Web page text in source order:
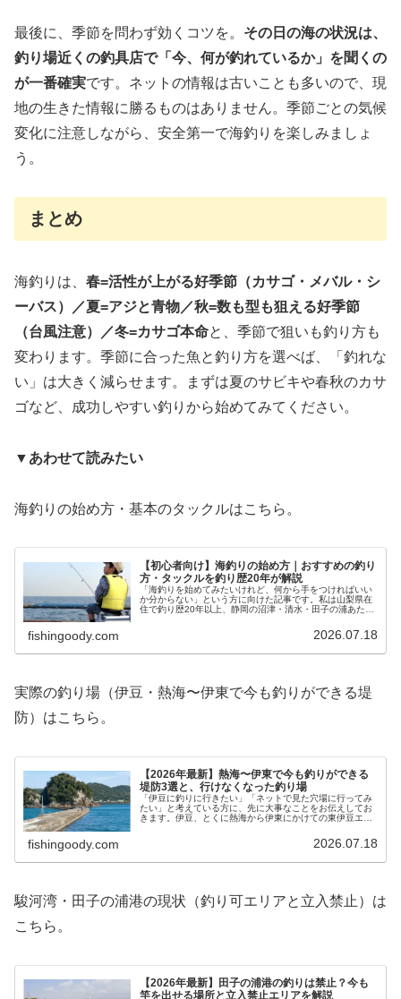
最後に、季節を問わず効くコツを。 その日の海の状況は、
釣り場近くの釣具店で「今、何が釣れているか」を聞くの
が一番確実です。ネットの情報は古いことも多いので、現
地の生きた情報に勝るものはありません。季節ごとの気候
変化に注意しながら、安全第一で海釣りを楽しみましょ
う。
まとめ
海釣りは、 春=活性が上がる好季節（カサゴ・メバル・シ
ーバス）／夏=アジと青物／秋=数も型も狙える好季節
（台風注意）／冬=カサゴ本命と、季節で狙いも釣り方も
変わります。季節に合った魚と釣り方を選べば、「釣れな
い」は大きく減らせます。まずは夏のサビキや春秋のカサ
ゴなど、成功しやすい釣りから始めてみてください。
▼あわせて読みたい
海釣りの始め方・基本のタックルはこちら。
【初心者向け】海釣りの始め方｜おすすめの釣り
方・タックルを釣り歴20年が解説
「海釣りを始めてみたいけれど、何から手をつければいい
か分からない」という方に向けた記事です。私は山梨県在
住で釣り歴20年以上、静岡の沼津・清水・田子の浦あたり
fishingoody.com 2026.07.18
実際の釣り場（伊豆・熱海〜伊東で今も釣りができる堤
防）はこちら。
【2026年最新】熱海〜伊東で今も釣りができる
堤防3選と、行けなくなった釣り場
「伊豆に釣りに行きたい」「ネットで見た穴場に行ってみ
たい」と考えている方に、先に大事なことをお伝えしてお
きます。伊豆、とくに熱海から伊東にかけての東伊豆エリ
fishingoody.com 2026.07.18
駿河湾・田子の浦港の現状（釣り可エリアと立入禁止）は
こちら。
【2026年最新】田子の浦港の釣りは禁止？今も
竿を出せる場所と立入禁止エリアを解説